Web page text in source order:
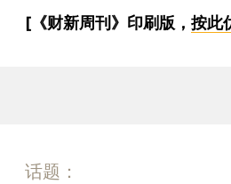
[《财新周刊》印刷版， 按此
话题：